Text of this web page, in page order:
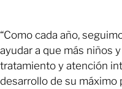
“Como cada año,
ayudar a que más niños
tratamiento y atención
desarrollo de su máximo